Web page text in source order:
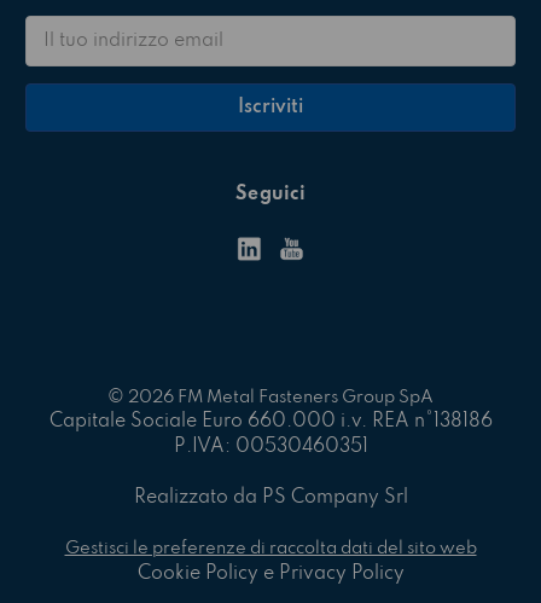
Indirizzo
Seguici
© 2026 FM Metal Fasteners Group SpA
Capitale Sociale Euro 660.000 i.v. REA n°138186
P.IVA: 00530460351
Realizzato da PS Company Srl
Gestisci le preferenze di raccolta dati del sito web
Cookie Policy e Privacy Policy